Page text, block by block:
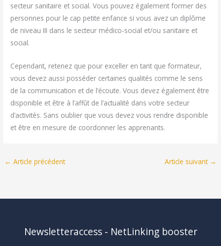
secteur sanitaire et social. Vous pouvez également former des
personnes pour le cap petite enfance si vous avez un diplôme
de niveau III dans le secteur médico-social et/ou sanitaire et
social.
Cependant, retenez que pour exceller en tant que formateur,
vous devez aussi posséder certaines qualités comme le sens
de la communication et de l’écoute. Vous devez également être
disponible et être à l’affût de l’actualité dans votre secteur
d’activités. Sans oublier que vous devez vous rendre disponible
et être en mesure de coordonner les apprenants.
← Article précédent Article suivant →
Newsletteraccess - NetLinking booster